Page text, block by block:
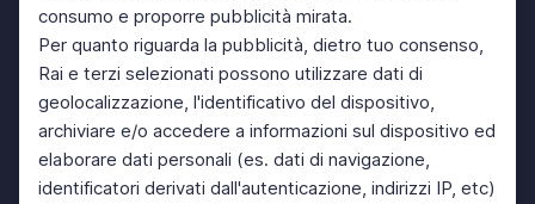
consumo e proporre pubblicità mirata.
Per quanto riguarda la pubblicità, dietro tuo consenso,
Rai e terzi selezionati possono utilizzare dati di
geolocalizzazione, l'identificativo del dispositivo,
archiviare e/o accedere a informazioni sul dispositivo ed
elaborare dati personali (es. dati di navigazione,
identificatori derivati dall'autenticazione, indirizzi IP, etc)